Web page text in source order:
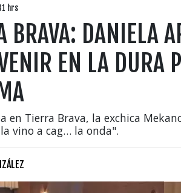
hrs
BRAVA: DANIELA
EN LA DURA
en Tierra Brava, la exchica
vino a cag… la onda".